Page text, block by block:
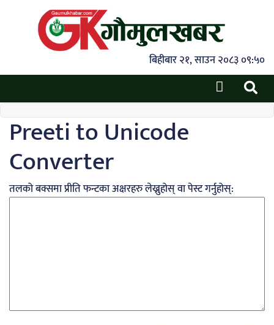
बिहीबार २१, साउन २०८३ ०९:५०
Preeti to Unicode
Converter
तलको बक्समा प्रीति फन्टका अक्षरहरु लेख्नुहोस् वा पेस्ट गर्नुहोस्: